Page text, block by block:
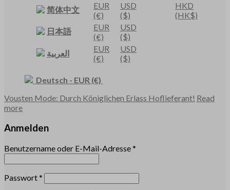
简体中文
EUR
(€)
USD
($)
HKD
(HK$)
日本語
EUR
(€)
USD
($)
العربية
EUR
(€)
USD
($)
Deutsch - EUR (€)
Vousten Mode: Durch Königlichen Erlass Hoflieferant! Read
more
Anmelden
Benutzername oder E-Mail-Adresse*
Passwort*